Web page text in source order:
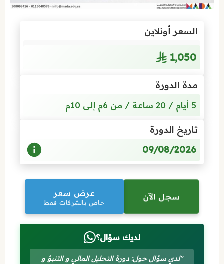
السعر أونلاين
1٬050
مدة الدورة
5 أيام / 20 ساعة / من 6م إلى 10م
تاريخ الدورة
09/08/2026
سجل الآن عرض سعر
خاص بالشركات فقط
لديك سؤال؟
"لدي سؤال حول: دورة التحليل المالي و التنبؤ و